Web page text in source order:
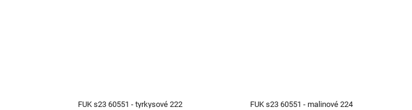
FUK s23 60551 - tyrkysové 222 FUK s23 60551 - malinové 224